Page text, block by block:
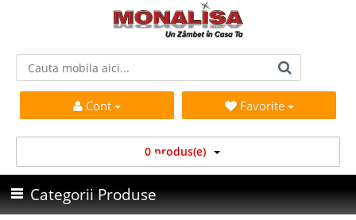
Cont Favorite
0 produs(e)
Categorii Produse